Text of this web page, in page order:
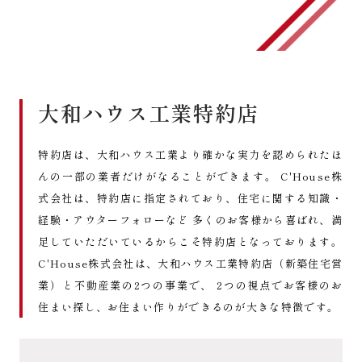
大和ハウス工業特約店
特約店は、大和ハウス工業より確かな実力を認められたほ
んの一部の業者だけがなることができます。 C'House株
式会社は、特約店に指定されており、住宅に関する知識・
経験・アウターフォローなど 多くのお客様から喜ばれ、満
足していただいているからこそ特約店となっております。
C'House株式会社は、大和ハウス工業特約店（新築住宅営
業）と不動産業の2つの事業で、 2つの視点でお客様のお
住まい探し、お住まい作りができるのが大きな特徴です。